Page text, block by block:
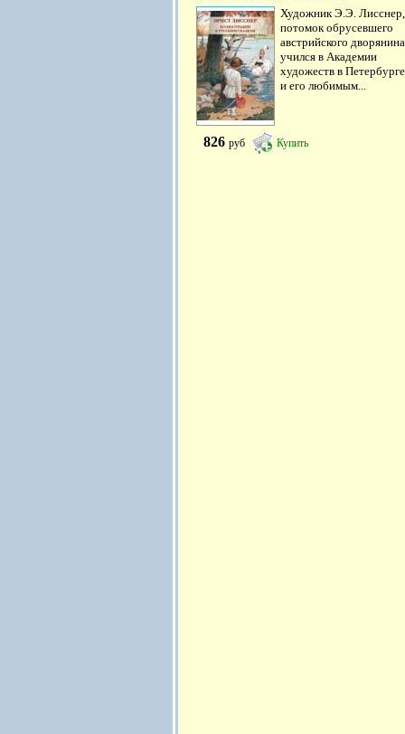
Художник Э.Э. Лисснер,
потомок обрусевшего
австрийского
учился в Академии
художеств в
и его любимым...
826 руб Купить